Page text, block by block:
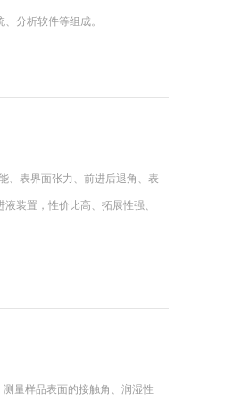
分析软件等组成。
、表界面张力、前进后退角、表
装置，性价比高、拓展性强、
量样品表面的接触角、润湿性